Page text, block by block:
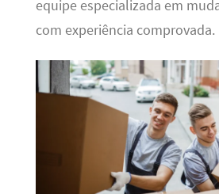
equipe especializada em
com experiência comprovada.